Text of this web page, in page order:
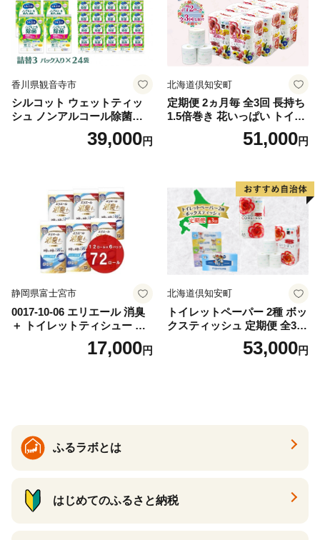
香川県観音寺市
シルコット ウェットティッ
シュ ノンアルコール除菌詰
替（43枚×3P）×24袋 日用品
おもちゃ 拭き取り 手拭き 外
39,000円
北海道倶知安町
定期便 2ヵ月毎 全3回 長持ち
1.5倍巻き 花いっぱい トイレ
ットペーパー ダブル 45ｍ 計
72ロール 全18種 花柄 プリン
ー 消耗品 備蓄 送料無料 北海
道 倶知安町 日用品
51,000円
静岡県富士宮市
0017-10-06 エリエール 消臭
＋ トイレットティシュー し
っかり香るフレッシュクリア
の香り ダブル 12ロール×6パ
17,000円
北海道倶知安町
トイレットペーパー 2種 ボッ
クスティッシュ 定期便 全3
回 日本製 まとめ買い 防災
常備品 日用雑貨 消耗品 生活
53,000円
ふるラボとは
はじめてのふるさと納税